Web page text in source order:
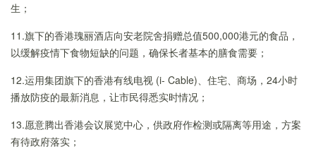
生；
11.旗下的香港瑰丽酒店向安老院舍捐赠总值500,000港元的食品，
以缓解疫情下食物短缺的问题，确保长者基本的膳食需要；
12.运用集团旗下的香港有线电视 (i- Cable)、住宅、商场，24小时
播放防疫的最新消息，让市民得悉实时情况；
13.愿意腾出香港会议展览中心，供政府作检测或隔离等用途，方案
有待政府落实；